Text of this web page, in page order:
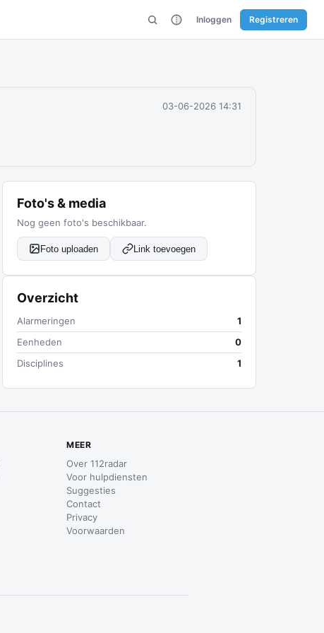
Inloggen Registreren
03-06-2026 14:31
Foto's & media
Nog geen foto's beschikbaar.
Foto uploaden Link toevoegen
Overzicht
Alarmeringen
1
Eenheden
0
Disciplines
1
MEER
Over 112radar
Voor hulpdiensten
Suggesties
Contact
Privacy
Voorwaarden